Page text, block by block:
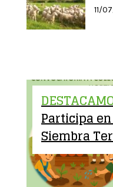
11/
Participa
Siembra